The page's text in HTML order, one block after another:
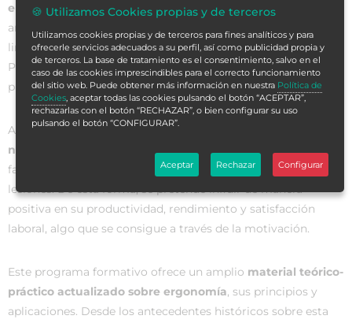
enfocados a mejorar el trabajo, sus sistemas, productos y
ambientes para que se adapten a las capacidades y
limitaciones tanto físicas como psicológicas de la persona.
Por tanto, dentro de la ergonomía está muy presente la
productividad personal y laboral.
Además, tiene como principal objetivo
necesidades del empleado para adaptar el trabajoy
favorecer el análisis de las condiciones laborales y posibles
lesiones. De esta forma, se pretende influir de manera
positiva en su productividad, rendimiento y satisfacción
laboral, algo que se consigue a través de la motivación.
Este programa formativo ofrece un amplio material teórico-
práctico actualizado sobre ergonomía, sus principios y
aplicaciones. Desde los antecedentes históricos sobre esta
🍪 Utilizamos Cookies propias y de terceros
Utilizamos cookies propias y de terceros para fines analíticos y para
ofrecerle servicios adecuados a su perfil, así como publicidad propia y
de terceros. La base de tratamiento es el consentimiento, salvo en el
caso de las cookies imprescindibles para el correcto funcionamiento
del sitio web. Puede obtener más información en nuestra Política de
Cookies, aceptar todas las cookies pulsando el botón “ACEPTAR”,
rechazarlas con el botón “RECHAZAR”, o bien configurar su uso
pulsando el botón “CONFIGURAR”.
Aceptar Rechazar Configurar